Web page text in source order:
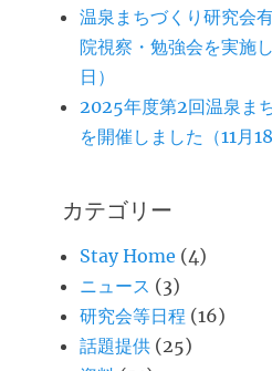
温泉まちづくり研究会
院視察・勉強会を実施
日）
2025年度第2回温泉ま
を開催しました（11月
カテゴリー
Stay Home (4)
ニュース (3)
研究会等日程 (16)
話題提供 (25)